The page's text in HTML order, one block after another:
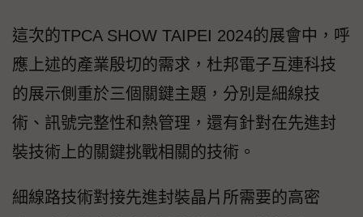
這次的TPCA SHOW TAIPEI 2024的展會中，呼
應上述的產業殷切的需求，杜邦電子互連科技
的展示側重於三個關鍵主題，分別是細線技
術、訊號完整性和熱管理，還有針對在先進封
裝技術上的關鍵挑戰相關的技術。
細線路技術對接先進封裝晶片所需要的高密